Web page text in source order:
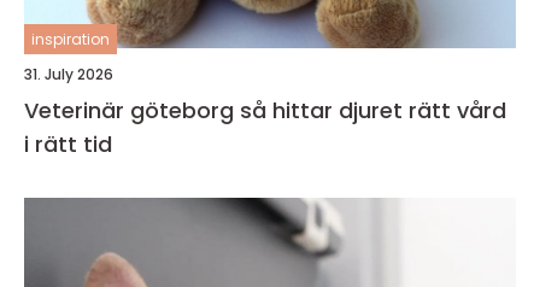
inspiration
31. July 2026
Veterinär göteborg så hittar djuret rätt vård
i rätt tid